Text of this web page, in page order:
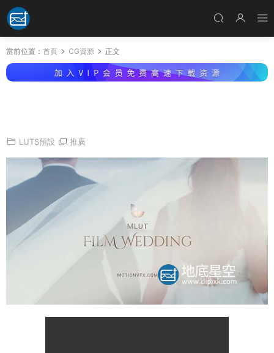
當前位置： 首頁 CG資源 正文
LUTS預設 推廣